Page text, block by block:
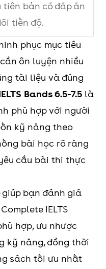
bản có đáp án
tiến độ.
quanh 8 units
luyện đồng thời
Speaking,
trong cùng một
ở lộ trình bài học
dạng thi IELTS
pháp sau mỗi
cố kiến thức
không phù hợp
pháp cơ bản.
thử hoàn chỉnh
kết hợp thêm đề
áp lực thời gian.
phục mục tiêu
cần ôn luyện nhiều
tài liệu và đúng
Bands 6.5-7.5 là
phù hợp với người
kỹ năng theo
bài học rõ ràng
cầu bài thi thực
giúp bạn đánh giá
IELTS
hợp, ưu nhược
kỹ năng, đồng thời
sách tối ưu nhất